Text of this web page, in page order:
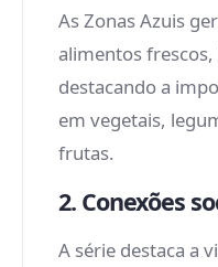
As Zonas Azuis
alimentos frescos,
destacando a
em vegetais,
frutas.
2. Conexões
A série destaca a